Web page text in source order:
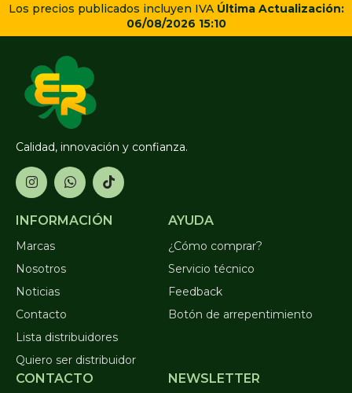
Los precios publicados incluyen IVA Última Actualización:
06/08/2026 15:10
Calidad, innovación y confianza.
INFORMACIÓN
Marcas
Nosotros
Noticias
Contacto
Lista distribuidores
Quiero ser distribuidor
AYUDA
¿Cómo comprar?
Servicio técnico
Feedback
Botón de arrepentimiento
CONTACTO NEWSLETTER